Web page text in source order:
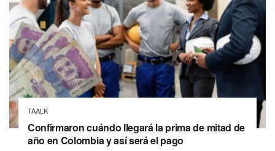
TAALK
Confirmaron cuándo llegará la prima de mitad de
año en Colombia y así será el pago